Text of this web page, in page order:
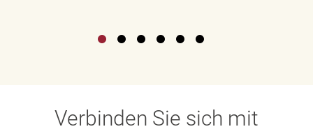
Verbinden Sie sich mit